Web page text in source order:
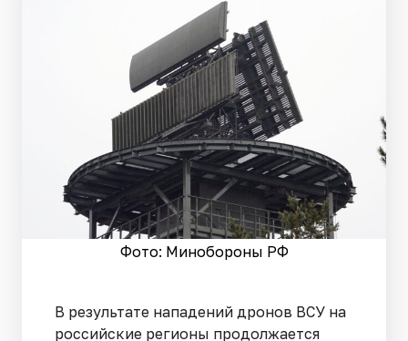
Фото: Минобороны РФ
В результате нападений дронов ВСУ на
российские регионы продолжается